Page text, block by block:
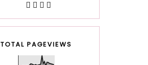
TOTAL PAGEVIEWS